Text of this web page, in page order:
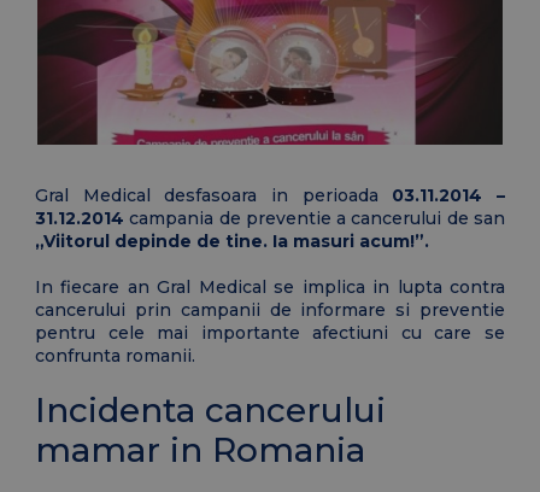
Gral Medical desfasoara in perioada 03.11.2014 –
31.12.2014 campania de preventie a cancerului de san
„Viitorul depinde de tine. Ia masuri acum!”.
In fiecare an Gral Medical se implica in lupta contra
cancerului prin campanii de informare si preventie
pentru cele mai importante afectiuni cu care se
confrunta romanii.
Incidenta cancerului
mamar in Romania